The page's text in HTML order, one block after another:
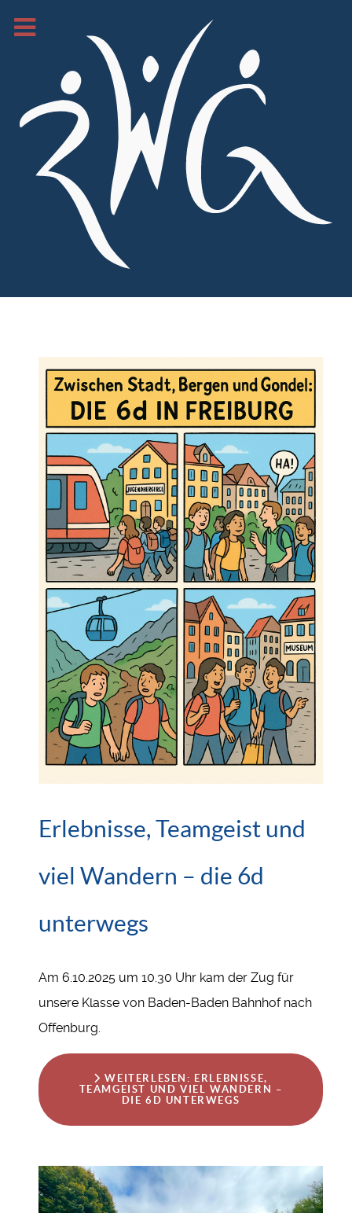
Erlebnisse, Teamgeist und
viel Wandern – die 6d
unterwegs
Am 6.10.2025 um 10.30 Uhr kam der Zug für
unsere Klasse von Baden-Baden Bahnhof nach
Offenburg.
WEITERLESEN: ERLEBNISSE,
TEAMGEIST UND VIEL WANDERN –
DIE 6D UNTERWEGS